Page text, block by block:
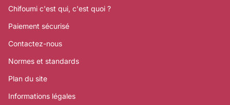
Chifoumi c'est qui, c'est quoi ?
Paiement sécurisé
Contactez-nous
Normes et standards
Plan du site
Informations légales